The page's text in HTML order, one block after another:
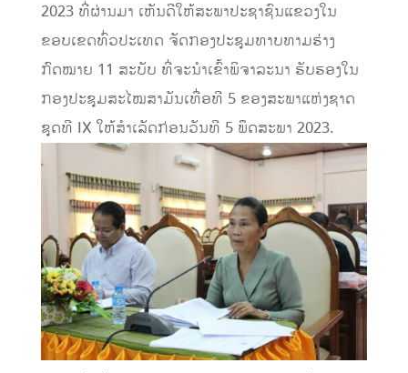
2023 ທີ່ຜ່ານມາ ເຫັນດີໃຫ້ສະພາປະຊາຊົນແຂວງໃນ
ຂອບເຂດທົ່ວປະເທດ ຈັດກອງປະຊຸມທາບທາມຮ່າງ
ກົດໝາຍ 11 ສະບັບ ທີ່ຈະນໍາເຂົ້າພິຈາລະນາ ຮັບຮອງໃນ
ກອງປະຊຸມສະໄໝສາມັນເທື່ອທີ 5 ຂອງສະພາແຫ່ງຊາດ
ຊຸດທີ IX ໃຫ້ສໍາເລັດກ່ອນວັນທີ 5 ພຶດສະພາ 2023.